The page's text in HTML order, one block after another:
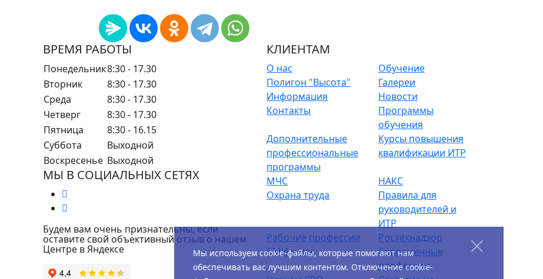
ВРЕМЯ РАБОТЫ
Понедельник8:30 - 17.30
Вторник
8:30 - 17.30
Среда
8:30 - 17.30
Четверг
8:30 - 17.30
Пятница
8:30 - 16.15
Суббота
Выходной
Воскресенье Выходной
МЫ В СОЦИАЛЬНЫХ СЕТЯХ
Будем вам очень признательны, если
оставите свой объективный отзыв о нашем
Центре в Яндексе
КЛИЕНТАМ
О нас
Обучение
Полигон "Высота"
Галереи
Информация
Новости
Контакты
Программы
обучения
Дополнительные
профессиональные
программы
Курсы повышения
квалификации ИТР
МЧС
НАКС
Охрана труда
Правила для
руководителей и
ИТР
Рабочие профессии
Ростехнадзор
СМИ о нас
Современные
профессии
Мы используем cookie-файлы, которые помогают нам
обеспечивать вас лучшим контентом. Отключение cookie-